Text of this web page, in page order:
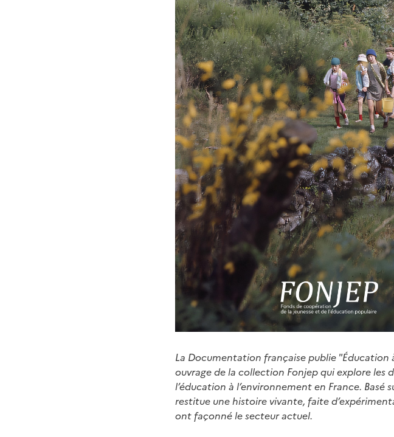
La Documentation française publie
ouvrage de la collection Fonjep qui explore les
l’éducation à l’environnement en France.
restitue une histoire vivante, faite
ont façonné le secteur actuel.